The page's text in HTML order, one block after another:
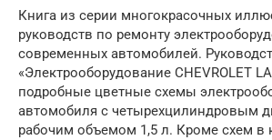
Книга из серии многокрасочных
руководств по ремонту
современных автомобилей.
«Электрооборудование CHEVROLET
подробные цветные схемы
автомобиля с четырехцилиндровым
рабочим объемом 1,5 л. Кроме схем в